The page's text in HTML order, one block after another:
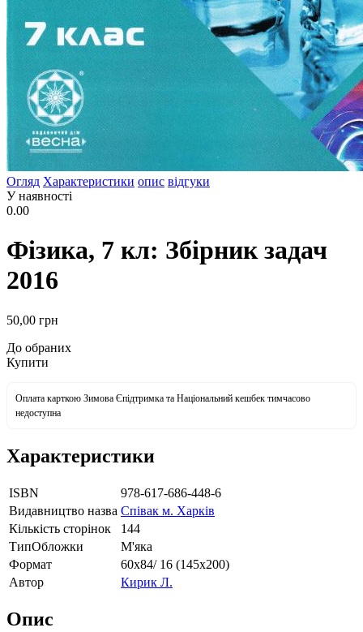
Огляд Характеристики опис відгуки
У наявності
0.00
Фізика, 7 кл: Збірник задач
2016
50,00 грн
До обраних
Купити
Оплата карткою Зимова Єпідтримка та Національний кешбек тимчасово
недоступна
Характеристики
ISBN
978-617-686-448-6
Видавництво назва Співак м. Харків
Кількість сторінок
144
ТипОбложки
М'яка
Формат
60х84/ 16 (145х200)
Автор
Кирик Л.
Опис